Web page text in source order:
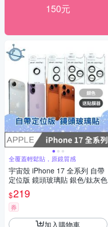
150元
全覆蓋輕鬆貼，原鏡質感
宇宙殼 iPhone 17 全系列 自帶
定位版 鏡頭玻璃貼 銀色/鈦灰色
$219
券
加入購物車